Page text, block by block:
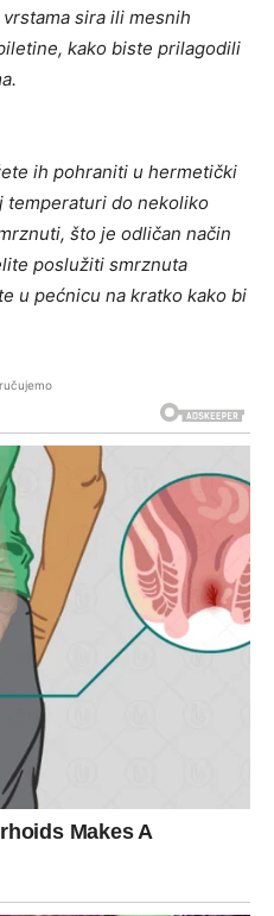
sira ili mesnih
kako biste prilagodili
ih pohraniti u hermetički
temperaturi do nekoliko
što je odličan način
poslužiti smrznuta
u pećnicu na kratko kako bi